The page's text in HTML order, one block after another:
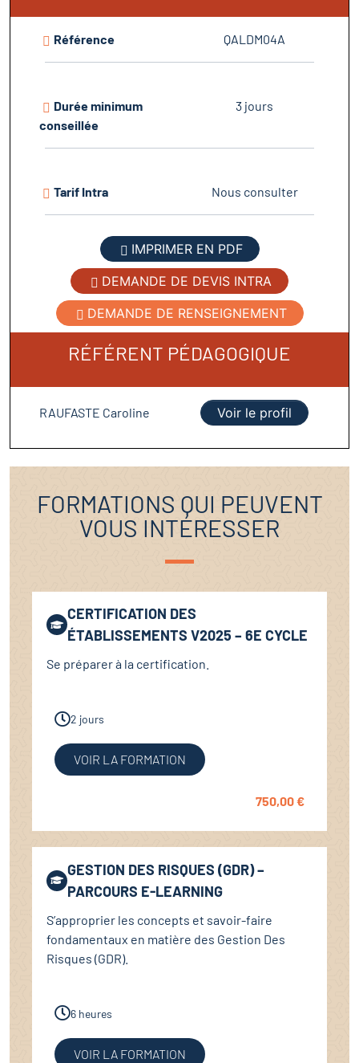
Référence QALDM04A
Durée minimum
conseillée
3 jours
Tarif Intra Nous consulter
IMPRIMER EN PDF
DEMANDE DE DEVIS INTRA
DEMANDE DE RENSEIGNEMENT
RÉFÉRENT PÉDAGOGIQUE
RAUFASTE Caroline Voir le profil
FORMATIONS QUI PEUVENT
VOUS INTÉRESSER
CERTIFICATION DES
ÉTABLISSEMENTS V2025 – 6E CYCLE
Se préparer à la certification.
2 jours
VOIR LA FORMATION
750,00€
GESTION DES RISQUES (GDR) –
PARCOURS E-LEARNING
S’approprier les concepts et savoir-faire
fondamentaux en matière des Gestion Des
Risques (GDR).
6 heures
VOIR LA FORMATION